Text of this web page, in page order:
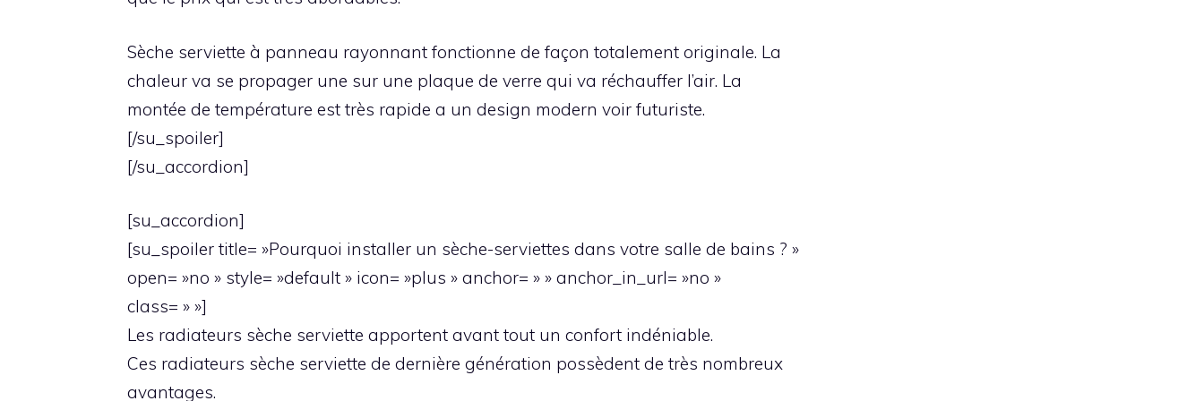
Sèche serviette à panneau rayonnant fonctionne de façon totalement originale. La
chaleur va se propager une sur une plaque de verre qui va réchauffer l’air. La
montée de température est très rapide a un design modern voir futuriste.
[/su_spoiler]
[/su_accordion]
[su_accordion]
[su_spoiler title= »Pourquoi installer un sèche-serviettes dans votre salle de bains ? »
open= »no » style= »default » icon= »plus » anchor= » » anchor_in_url= »no »
class= » »]
Les radiateurs sèche serviette apportent avant tout un confort indéniable.
Ces radiateurs sèche serviette de dernière génération possèdent de très nombreux
avantages.